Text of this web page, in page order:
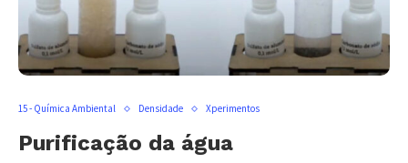
15 - Química Ambiental Densidade Xperimentos
Purificação da água